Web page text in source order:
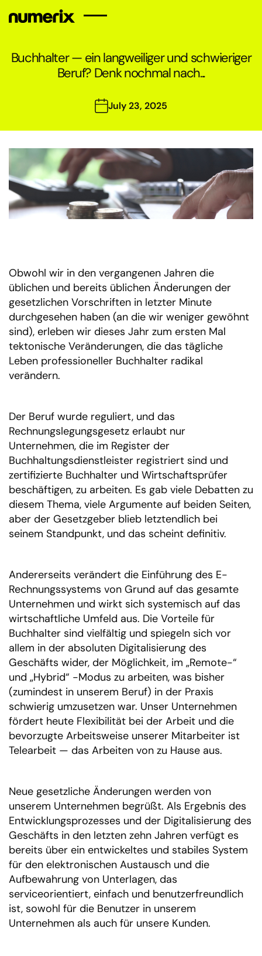
Unser Team
Buchhaltungsdienstleistungen
Dienstleistungen für
steuerliche
Gesundheitschecks
Registrierung von
Unternehmen
Gehaltsabrechnungsdienste
Finanzielle und
rechtliche Due
Diligence
Zahlungsverkehr und
Electronic Banking
Erstellung eines
Verrechnungspreisberichts
Forensische
Buchhaltung
Wirtschaftsprüfung
Buchhalter — ein langweiliger und schwieriger
Beruf? Denk nochmal nach...
July 23, 2025
Obwohl wir in den vergangenen Jahren die
üblichen und bereits üblichen Änderungen der
gesetzlichen Vorschriften in letzter Minute
durchgesehen haben (an die wir weniger gewöhnt
sind), erleben wir dieses Jahr zum ersten Mal
tektonische Veränderungen, die das tägliche
Leben professioneller Buchhalter radikal
verändern.
Der Beruf wurde reguliert, und das
Rechnungslegungsgesetz erlaubt nur
Unternehmen, die im Register der
Buchhaltungsdienstleister registriert sind und
zertifizierte Buchhalter und Wirtschaftsprüfer
beschäftigen, zu arbeiten. Es gab viele Debatten zu
diesem Thema, viele Argumente auf beiden Seiten,
aber der Gesetzgeber blieb letztendlich bei
seinem Standpunkt, und das scheint definitiv.
Andererseits verändert die Einführung des E-
Rechnungssystems von Grund auf das gesamte
Unternehmen und wirkt sich systemisch auf das
wirtschaftliche Umfeld aus. Die Vorteile für
Buchhalter sind vielfältig und spiegeln sich vor
allem in der absoluten Digitalisierung des
Geschäfts wider, der Möglichkeit, im „Remote-“
und „Hybrid“ -Modus zu arbeiten, was bisher
(zumindest in unserem Beruf) in der Praxis
schwierig umzusetzen war. Unser Unternehmen
fördert heute Flexibilität bei der Arbeit und die
bevorzugte Arbeitsweise unserer Mitarbeiter ist
Telearbeit — das Arbeiten von zu Hause aus.
Neue gesetzliche Änderungen werden von
unserem Unternehmen begrüßt. Als Ergebnis des
Entwicklungsprozesses und der Digitalisierung des
Geschäfts in den letzten zehn Jahren verfügt es
bereits über ein entwickeltes und stabiles System
für den elektronischen Austausch und die
Aufbewahrung von Unterlagen, das
serviceorientiert, einfach und benutzerfreundlich
ist, sowohl für die Benutzer in unserem
Unternehmen als auch für unsere Kunden.